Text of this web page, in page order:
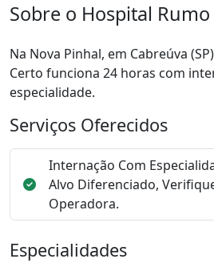
Sobre o Hospital
Na Nova Pinhal, em Cabreúva
Certo funciona 24 horas com
especialidade.
Serviços Oferecidos
Internação Com
Alvo Diferenciado,
Operadora.
Especialidades